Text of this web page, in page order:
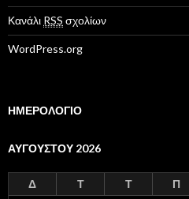
Κανάλι RSS σχολίων
WordPress.org
ΗΜΕΡΟΛΟΓΙΟ
ΑΥΓΟΎΣΤΟΥ 2026
Δ Τ Τ Π